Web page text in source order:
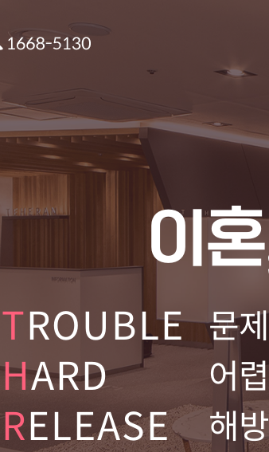
이
TROUBLE
HARD
RELEASE
문
어
해